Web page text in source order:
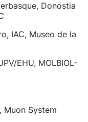
Donostia
IAC, Museo de la
EHU, MOLBIOL-
Muon System